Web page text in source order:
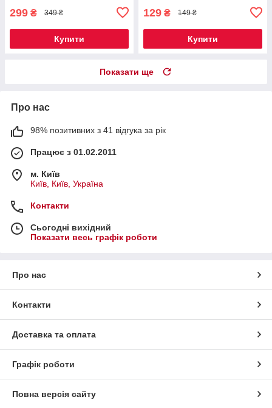
299 ₴ 349 ₴
Купити
129 ₴ 149 ₴
Купити
Показати ще
Про нас
98% позитивних з 41 відгука за рік
Працює з 01.02.2011
м. Київ
Київ, Київ, Україна
Контакти
Сьогодні вихідний
Показати весь графік роботи
Про нас
Контакти
Доставка та оплата
Графік роботи
Повна версія сайту